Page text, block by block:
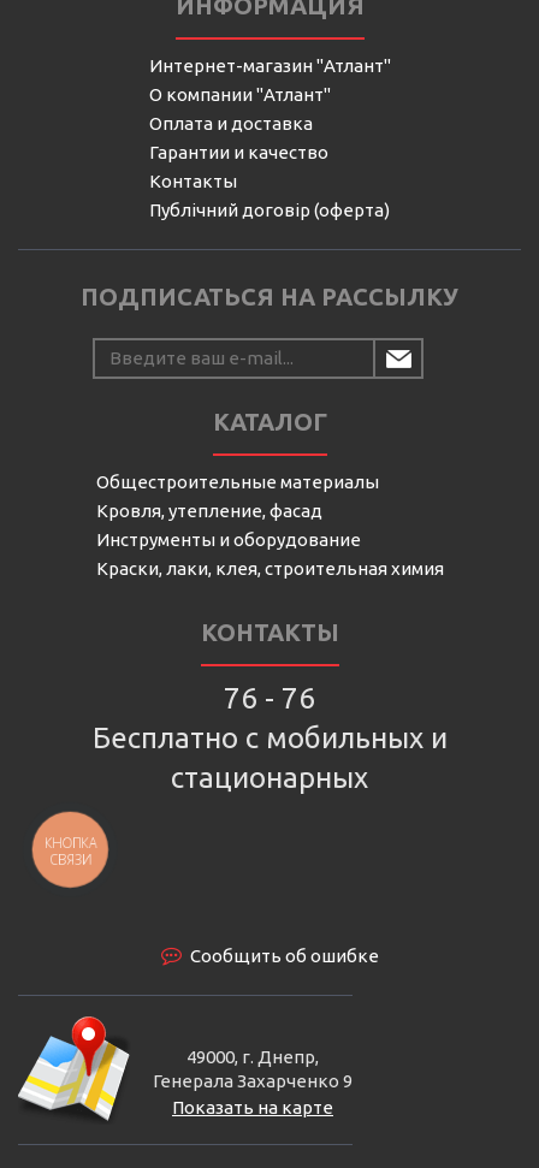
Интернет-магазин "Атлант"
О компании "Атлант"
Оплата и доставка
Гарантии и качество
Контакты
Публічний договір (оферта)
ПОДПИСАТЬСЯ НА РАССЫЛКУ
КАТАЛОГ
Общестроительные материалы
Кровля, утепление, фасад
Инструменты и оборудование
Краски, лаки, клея, строительная химия
КОНТАКТЫ
76 - 76
Бесплатно с мобильных и
стационарных
Сообщить об ошибке
49000, г. Днепр,
Генерала Захарченко 9
Показать на карте
КНОПКА
СВЯЗИ